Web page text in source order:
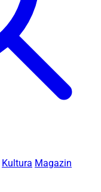
Kultura Magazin